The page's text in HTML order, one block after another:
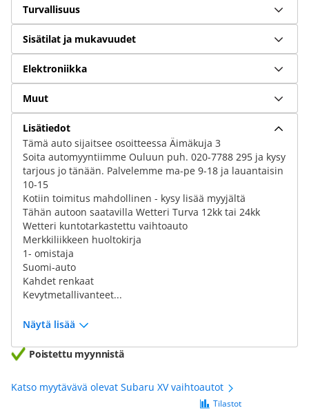
Turvallisuus
Sisätilat ja mukavuudet
Elektroniikka
Muut
Lisätiedot
Tämä auto sijaitsee osoitteessa Äimäkuja 3
Soita automyyntiimme Ouluun puh. 020-7788 295 ja kysy
tarjous jo tänään. Palvelemme ma-pe 9-18 ja lauantaisin
10-15
Kotiin toimitus mahdollinen - kysy lisää myyjältä
Tähän autoon saatavilla Wetteri Turva 12kk tai 24kk
Wetteri kuntotarkastettu vaihtoauto
Merkkiliikkeen huoltokirja
1- omistaja
Suomi-auto
Kahdet renkaat
Kevytmetallivanteet...
Näytä lisää
Poistettu myynnistä
Katso myytävävä olevat Subaru XV vaihtoautot
Tilastot